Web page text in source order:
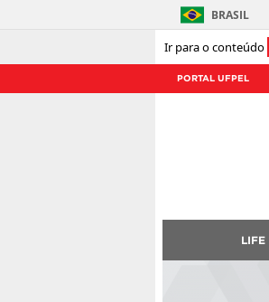
Ir para o conteúdo
BRASIL
PORTAL UFPEL
LIFE